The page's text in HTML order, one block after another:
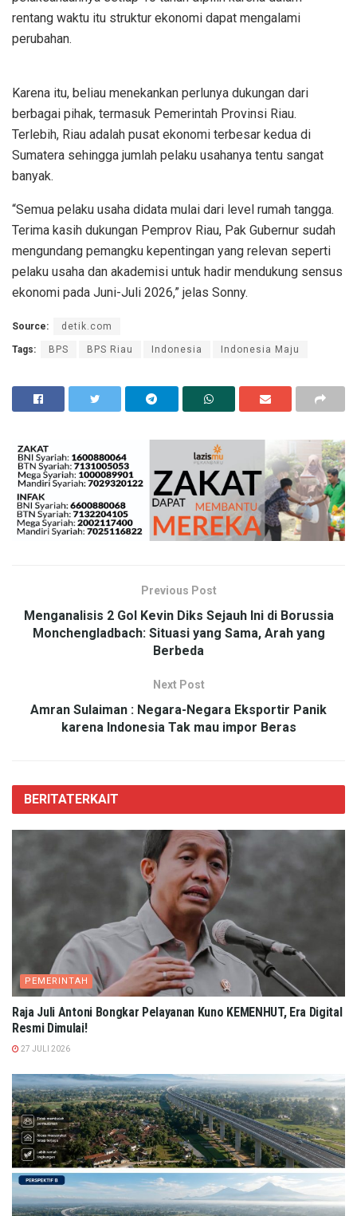
rentang waktu itu struktur ekonomi dapat mengalami
perubahan.
Karena itu, beliau menekankan perlunya dukungan dari
berbagai pihak, termasuk Pemerintah Provinsi Riau.
Terlebih, Riau adalah pusat ekonomi terbesar kedua di
Sumatera sehingga jumlah pelaku usahanya tentu sangat
banyak.
“Semua pelaku usaha didata mulai dari level rumah tangga.
Terima kasih dukungan Pemprov Riau, Pak Gubernur sudah
mengundang pemangku kepentingan yang relevan seperti
pelaku usaha dan akademisi untuk hadir mendukung sensus
ekonomi pada Juni-Juli 2026,” jelas Sonny.
Source: detik.com
Tags: BPS BPS Riau Indonesia Indonesia Maju
Previous Post
Menganalisis 2 Gol Kevin Diks Sejauh Ini di Borussia
Monchengladbach: Situasi yang Sama, Arah yang
Berbeda
Next Post
Amran Sulaiman : Negara-Negara Eksportir Panik
karena Indonesia Tak mau impor Beras
BERITATERKAIT
PEMERINTAH
Raja Juli Antoni Bongkar Pelayanan Kuno KEMENHUT, Era Digital
Resmi Dimulai!
27 JULI 2026